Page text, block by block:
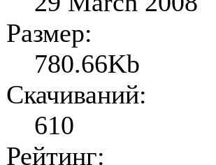
Размер:
780.66Kb
Скачиваний:
610
Рейтинг: